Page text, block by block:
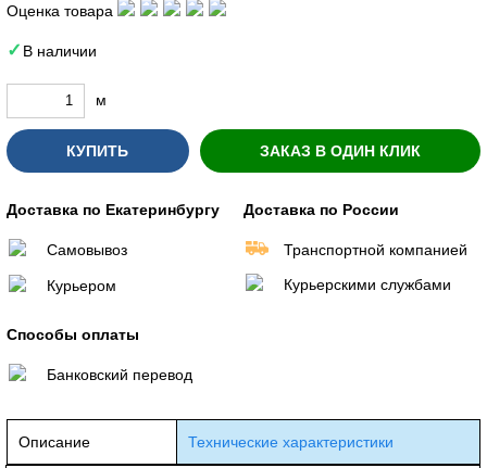
Оценка товара
В наличии
м
КУПИТЬ ЗАКАЗ В ОДИН КЛИК
Доставка по Екатеринбургу
Самовывоз
Курьером
Доставка по России
Транспортной компанией
Курьерскими службами
Способы оплаты
Банковский перевод
Описание Технические характеристики